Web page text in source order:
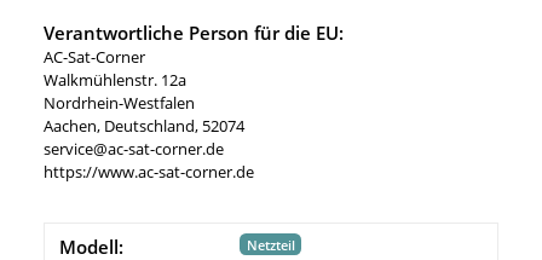
Verantwortliche Person für die EU:
AC-Sat-Corner
Walkmühlenstr. 12a
Nordrhein-Westfalen
Aachen, Deutschland, 52074
service@ac-sat-corner.de
https://www.ac-sat-corner.de
Modell: Netzteil